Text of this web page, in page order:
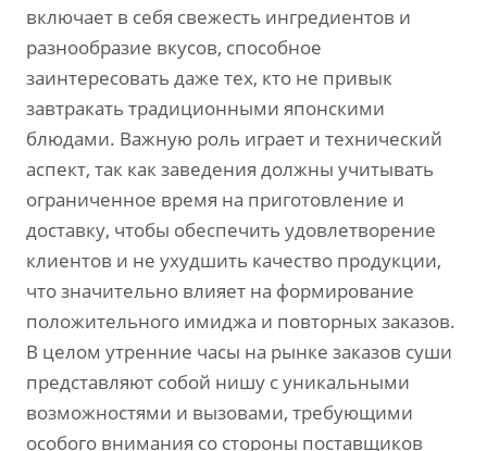
включает в себя свежесть ингредиентов и
разнообразие вкусов, способное
заинтересовать даже тех, кто не привык
завтракать традиционными японскими
блюдами. Важную роль играет и технический
аспект, так как заведения должны учитывать
ограниченное время на приготовление и
доставку, чтобы обеспечить удовлетворение
клиентов и не ухудшить качество продукции,
что значительно влияет на формирование
положительного имиджа и повторных заказов.
В целом утренние часы на рынке заказов суши
представляют собой нишу с уникальными
возможностями и вызовами, требующими
особого внимания со стороны поставщиков